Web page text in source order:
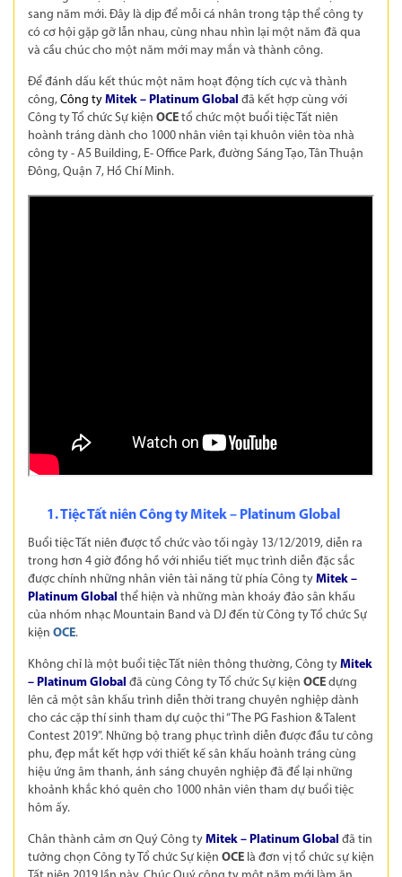
sang năm mới. Đây là dịp để mỗi cá nhân trong tập thể công ty
có cơ hội gặp gỡ lẫn nhau, cùng nhau nhìn lại một năm đã qua
và cầu chúc cho một năm mới may mắn và thành công.
Để đánh dấu kết thúc một năm hoạt động tích cực và thành
công, Công ty Mitek – Platinum Global đã kết hợp cùng với
Công ty Tổ chức Sự kiện OCE tổ chức một buổi tiệc Tất niên
hoành tráng dành cho 1000 nhân viên tại khuôn viên tòa nhà
công ty - A5 Building, E- Office Park, đường Sáng Tạo, Tân Thuận
Đông, Quận 7, Hồ Chí Minh.
1. Tiệc Tất niên Công ty Mitek – Platinum Global
Buổi tiệc Tất niên được tổ chức vào tối ngày 13/12/2019, diễn ra
trong hơn 4 giờ đồng hồ với nhiều tiết mục trình diễn đặc sắc
được chính những nhân viên tài năng từ phía Công ty Mitek –
Platinum Global thể hiện và những màn khoáy đảo sân khấu
của nhóm nhạc Mountain Band và DJ đến từ Công ty Tổ chức Sự
kiện OCE.
Không chỉ là một buổi tiệc Tất niên thông thường, Công ty Mitek
– Platinum Global đã cùng Công ty Tổ chức Sự kiện OCE dựng
lên cả một sân khấu trình diễn thời trang chuyên nghiệp dành
cho các cặp thí sinh tham dự cuộc thi “The PG Fashion & Talent
Contest 2019”. Những bộ trang phục trình diễn được đầu tư công
phu, đẹp mắt kết hợp với thiết kế sân khấu hoành tráng cùng
hiệu ứng âm thanh, ánh sáng chuyên nghiệp đã để lại những
khoảnh khắc khó quên cho 1000 nhân viên tham dự buổi tiệc
hôm ấy.
Chân thành cảm ơn Quý Công ty Mitek – Platinum Global đã tin
tưởng chọn Công ty Tổ chức Sự kiện OCE là đơn vị tổ chức sự kiện